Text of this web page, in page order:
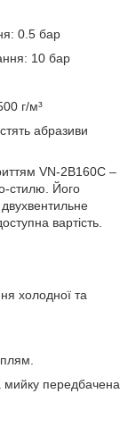
0.5 бар
10 бар
г/м³
абразиви
VN-2B160C –
стилю. Його
вартість.
холодної та
мийку передбачена